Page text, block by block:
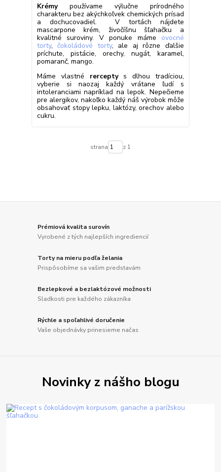
Krémy používame výlučne prírodného
charakteru bez akýchkoľvek chemických prísad
a dochucovadiel. V tortách nájdete
mascarpone krém, živočíšnu šľahačku a
kvalitné suroviny. V ponuke máme ovocné
torty,čokoládové torty, ale aj rôzne ďalšie
príchute, pistácie, orechy, nugát, karamel,
pomaranč, mango.
Máme vlastné rerceptys dlhou tradíciou,
vyberie si naozaj každý vrátane ľudí s
intoleranciami napríklad na lepok. Nepečieme
pre alergikov, nakoľko každý náš výrobok môže
obsahovať stopy lepku, laktózy, orechov alebo
cukru.
strana z 1
Prémiová kvalita surovín
Vyrobené z tých najlepších ingrediencií
Torty na mieru podľa želania
Prispôsobíme sa vašim predstavám
Bezlepkové a bezlaktózové možnosti
Sladkosti pre každého zákazníka
Rýchle a spoľahlivé doručenie
Vaše objednávky prinesieme načas
Novinky z nášho blogu